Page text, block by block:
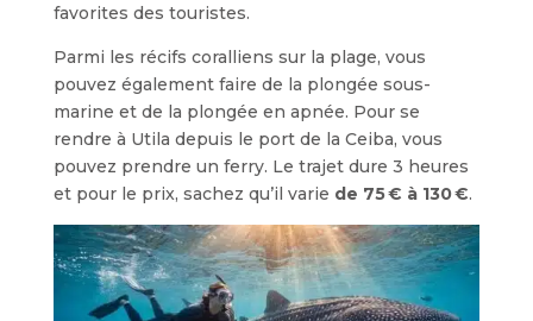
favorites des touristes.
Parmi les récifs coralliens sur la plage, vous
pouvez également faire de la plongée sous-
marine et de la plongée en apnée. Pour se
rendre à Utila depuis le port de la Ceiba, vous
pouvez prendre un ferry. Le trajet dure 3 heures
et pour le prix, sachez qu’il varie de 75 € à 130 €.